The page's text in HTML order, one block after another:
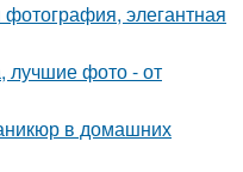
элегантная
лучшие фото - от
в домашних